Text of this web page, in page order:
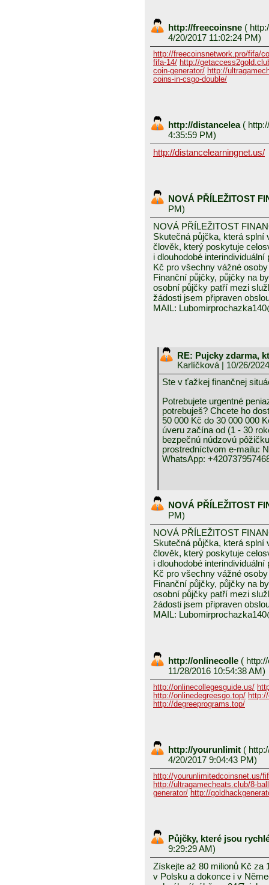
http://freecoinsne (
4/20/2017 11:02:24 PM)
http://freecoinsnetwork.pro/fifa/
fifa-14/ http://
coin-generator/ http://
coins-in-csgo-double/
http://distancelea (
4:35:59 PM)
http://distancelearningnet.us/
NOVÁ PŘÍLEŽITOST
PM)
NOVÁ PŘÍLEŽITOST
Skutečná půjčka, která
člověk, který poskytuje
i dlouhodobé
Kč pro všechny vážné
Finanční půjčky, půjčky na
osobní půjčky patří mezi
žádosti jsem připraven
MAIL:
RE: Pujcky zdarma,
Karlíčková | 10/26/
Ste v ťažkej finančnej
Potrebujete urgentné
potrebuješ? Chcete ho
50 000 Kč do 30 000 000
úveru začína od (1 - 30
bezpečnú núdzovú
prostredníctvom e-mailu:
WhatsApp:
NOVÁ PŘÍLEŽITOST
PM)
NOVÁ PŘÍLEŽITOST
Skutečná půjčka, která
člověk, který poskytuje
i dlouhodobé
Kč pro všechny vážné
Finanční půjčky, půjčky na
osobní půjčky patří mezi
žádosti jsem připraven
MAIL:
http://onlinecolle (
11/28/2016 10:54:38 AM)
http://onlinecollegesguide.us/
http://onlinedegreesgo.top/
http://degreeprograms.top/
http://yourunlimit (
4/20/2017 9:04:43 PM)
http://yourunlimitedcoinsnet.us/
http://ultragamecheats.club/8-
generator/ http://
Půjčky, které jsou
9:29:29 AM)
Získejte až 80 milionů Kč za
v Polsku a dokonce i v